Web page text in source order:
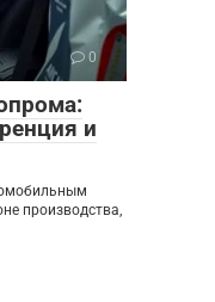
0
и
производства,